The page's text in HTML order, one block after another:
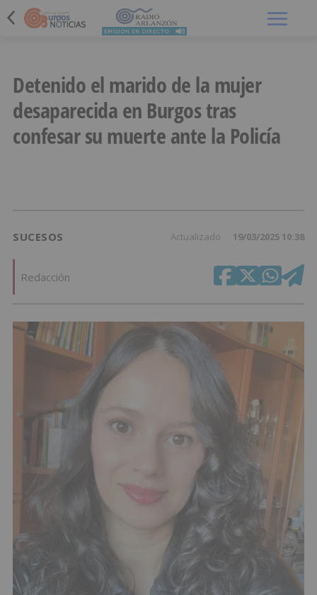
Detenido el marido de la mujer
desaparecida en Burgos tras
confesar su muerte ante la Policía
SUCESOS Actualizado 19/03/2025 10:38
Redacción